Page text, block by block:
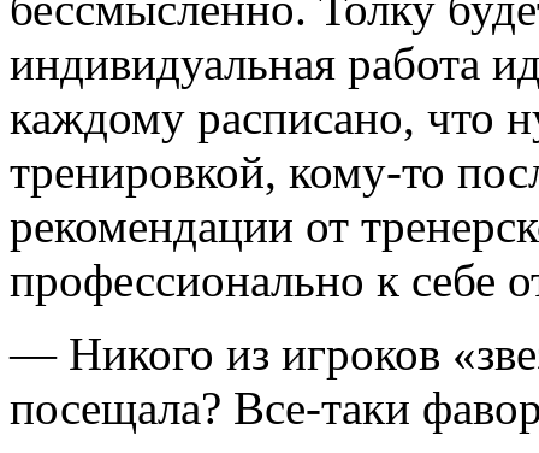
индивидуальная работа
каждому расписано, что
тренировкой, кому-то
рекомендации от
профессионально к себе
— Никого из игроков
посещала? Все-таки